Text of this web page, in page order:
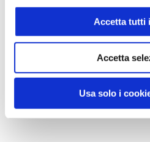
Accetta tutti
Accetta
Usa solo i
Pane a Fette Kamut
VerdeMio
SCOPRI IL PRODOTTO